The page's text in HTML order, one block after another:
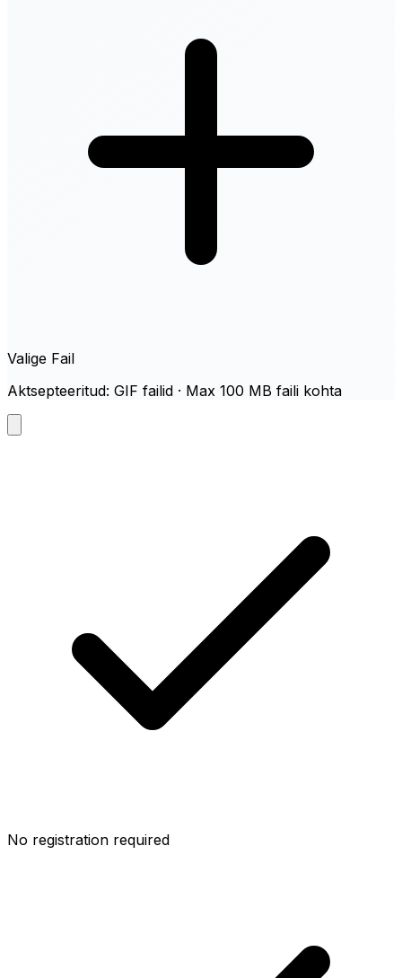
Valige Fail
Aktsepteeritud: GIF failid · Max 100 MB faili kohta
No registration required